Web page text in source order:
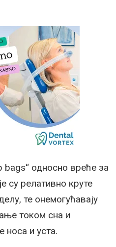
bags“ односно вреће за
су релативно круте
те онемогућавају
током сна и
носа и уста.